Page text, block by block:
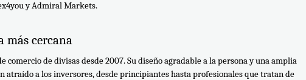
y Admiral Markets.
más cercana
comercio de divisas desde 2007. Su diseño agradable a la persona y una amplia
atraído a los inversores, desde principiantes hasta profesionales que tratan de